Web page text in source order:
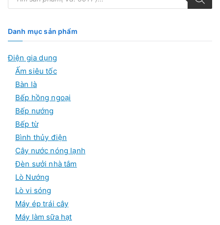
m
ế
m
s
n
Danh mục sản phẩm
Điện gia dụng
Ấm siêu tốc
Bàn là
Bếp hồng ngoại
Bếp nướng
Bếp từ
Bình thủy điện
Cây nước nóng lạnh
Đèn sưởi nhà tắm
Lò Nướng
Lò vi sóng
Máy ép trái cây
Máy làm sữa hạt